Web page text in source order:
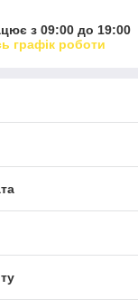
з 09:00 до 19:00
графік роботи